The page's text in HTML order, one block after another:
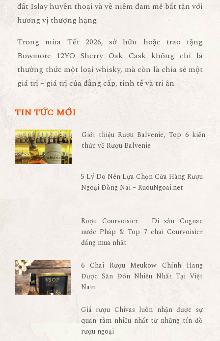
đất Islay huyền thoại và về niềm đam mê bất tận với
hương vị thượng hạng.
Trong mùa Tết 2026, sở hữu hoặc trao tặng
Bowmore 12YO Sherry Oak Cask không chỉ là
thưởng thức một loại whisky, mà còn làchia sẻ một
giá trị – giá trị của đẳng cấp, tinh tế và tri ân.
TIN TỨC MỚI
Giới thiệu Rượu Balvenie, Top 6 kiến
thức về Rượu Balvenie
5 Lý Do Nên Lựa Chọn Cửa Hàng Rượu
Ngoại Đồng Nai – RuouNgoai.net
Rượu Courvoisier – Di sản Cognac
nước Pháp & Top 7 chai Courvoisier
đáng mua nhất
6 Chai Rượu Meukow Chính Hãng
Được Săn Đón Nhiều Nhất Tại Việt
Nam
Giá rượu Chivas luôn nhận được sự
quan tâm nhiều nhất từ những tín đồ
rượu ngoại